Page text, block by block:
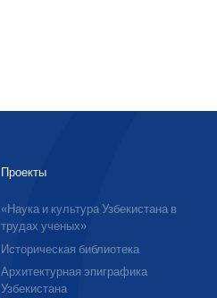
Проекты
«Наука и культура Узбекистана в
трудах ученых»
Историческая библиотека
Архитектурная эпиграфика
Узбекистана